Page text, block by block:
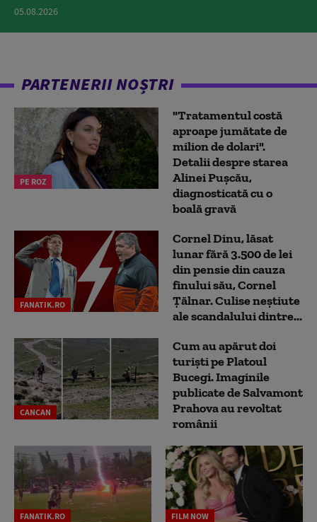
05.08.2026
PARTENERII NOȘTRI
PE ROZ
"Tratamentul costă
aproape jumătate de
milion de dolari".
Detalii despre starea
Alinei Pușcău,
diagnosticată cu o
boală gravă
FANATIK.RO
Cornel Dinu, lăsat
lunar fără 3.500 de lei
din pensie din cauza
finului său, Cornel
Țălnar. Culise neștiute
ale scandalului dintre...
CANCAN
Cum au apărut doi
turiști pe Platoul
Bucegi. Imaginile
publicate de Salvamont
Prahova au revoltat
românii
FANATIK.RO FILM NOW